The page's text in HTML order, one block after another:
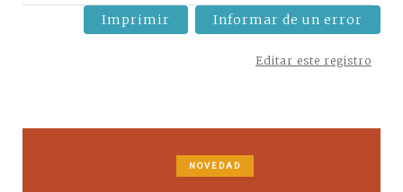
Imprimir Informar de un error
Editar este registro
NOVEDAD